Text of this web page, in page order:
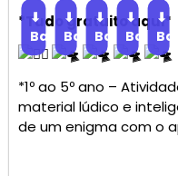
*Tudo gratuito aqui*
⬇
Baixar
⬇
Baixar
⬇
Baixar
⬇
Baixar
⬇
*1º ao 5º ano –
material lúdico e
de um enigma com o